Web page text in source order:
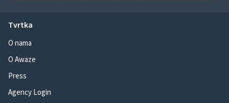
Tvrtka
O nama
O Awaze
Press
Agency Login